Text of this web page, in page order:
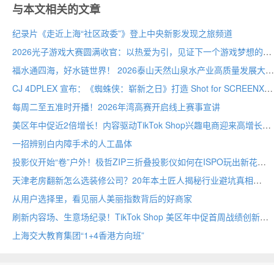
与本文相关的文章
纪录片《走近上海“社区政委”》登上中央新影发现之旅频道
2026光子游戏大赛圆满收官：以热爱为引，见证下一个游戏梦想的诞生
福水通四海，好水链世界！ 2026泰山天然山泉水产业高质量发展大会圆满举行
CJ 4DPLEX 宣布：《蜘蛛侠：崭新之日》打造 Shot for SCREENX 专属版本
每周二至五准时开播！2026年湾高赛开启线上赛事宣讲
美区年中促近2倍增长！内容驱动TikTok Shop兴趣电商迎来高增长
一招辨别白内障手术的人工晶体
投影仪开始“卷”户外！极哲ZIP三折叠投影仪如何在ISPO玩出新花样？
天津老房翻新怎么选装修公司？20年本土匠人揭秘行业避坑真相
从用户选择里，看见丽人美丽指数背后的好商家
刷新内容场、生意场纪录！TikTok Shop 美区年中促首周战绩创新高
上海交大教育集团“1+4香港方向班”